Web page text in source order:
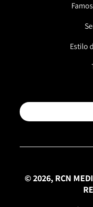
Estilo
© 2026, RCN